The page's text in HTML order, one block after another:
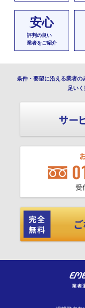
安心
評判の良い
業者をご紹介
条件・要望に沿える業者の
足いく